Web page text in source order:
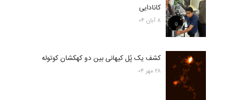
کانادایی
۸ آبان ۰۴
کشف یک پُل کیهانی بین دو کهکشان کوتوله
۲۸ مهر ۰۴